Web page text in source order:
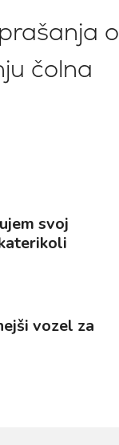
o
čolna
svoj
vozel za